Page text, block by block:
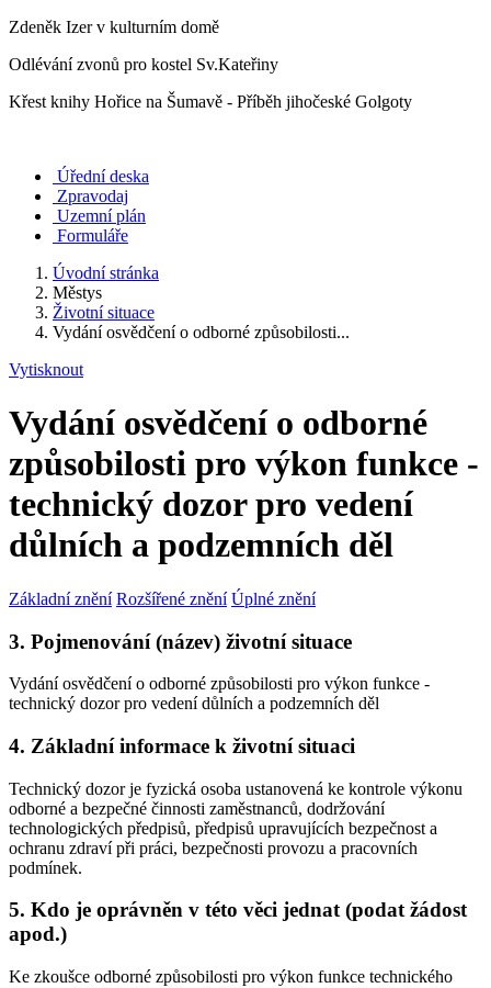
Zdeněk Izer v kulturním domě
Odlévání zvonů pro kostel Sv.Kateřiny
Křest knihy Hořice na Šumavě - Příběh jihočeské Golgoty
Úřední deska
Zpravodaj
Uzemní plán
Formuláře
Úvodní stránka
Městys
Životní situace
Vydání osvědčení o odborné způsobilosti...
Vytisknout
Vydání osvědčení o odborné
způsobilosti pro výkon funkce -
technický dozor pro vedení
důlních a podzemních děl
Základní znění Rozšířené znění Úplné znění
3. Pojmenování (název) životní situace
Vydání osvědčení o odborné způsobilosti pro výkon funkce -
technický dozor pro vedení důlních a podzemních děl
4. Základní informace k životní situaci
Technický dozor je fyzická osoba ustanovená ke kontrole výkonu
odborné a bezpečné činnosti zaměstnanců, dodržování
technologických předpisů, předpisů upravujících bezpečnost a
ochranu zdraví při práci, bezpečnosti provozu a pracovních
podmínek.
5. Kdo je oprávněn v této věci jednat (podat žádost
apod.)
Ke zkoušce odborné způsobilosti pro výkon funkce technického